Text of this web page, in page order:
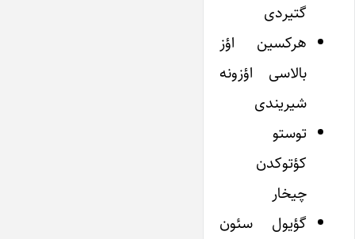
گتیردی
هرکسین اؤز
بالاسی اؤزونه
شیریندی
توستو
کؤتوکدن
چیخار
گؤیول سئون